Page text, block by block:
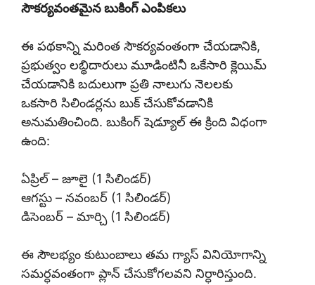
సౌకర్యవంతమైన బుకింగ్ ఎంపికలు
ఈ పథకాన్ని మరింత సౌకర్యవంతంగా చేయడానికి,
ప్రభుత్వం లబ్ధిదారులు మూడింటినీ ఒకేసారి క్లెయిమ్
చేయడానికి బదులుగా ప్రతి నాలుగు నెలలకు
ఒకసారి సిలిండర్లను బుక్ చేసుకోవడానికి
అనుమతించింది. బుకింగ్ షెడ్యూల్ ఈ క్రింది విధంగా
ఉంది:
ఏప్రిల్ – జూలై (1 సిలిండర్)
ఆగస్టు – నవంబర్ (1 సిలిండర్)
డిసెంబర్ – మార్చి (1 సిలిండర్)
ఈ సౌలభ్యం కుటుంబాలు తమ గ్యాస్ వినియోగాన్ని
సమర్ధవంతంగా ప్లాన్ చేసుకోగలవని నిర్ధారిస్తుంది.